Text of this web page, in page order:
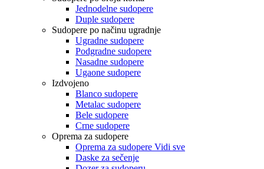
Jednodelne sudopere
Duple sudopere
Sudopere po načinu ugradnje
Ugradne sudopere
Podgradne sudopere
Nasadne sudopere
Ugaone sudopere
Izdvojeno
Blanco sudopere
Metalac sudopere
Bele sudopere
Crne sudopere
Oprema za sudopere
Oprema za sudopere Vidi sve
Daske za sečenje